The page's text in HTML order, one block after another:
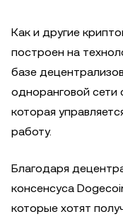
Как и другие
построен на
базе
одноранговой
которая
работу.
Благодаря
консенсуса
которые хотят